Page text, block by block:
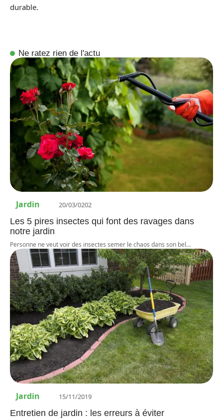
durable.
Ne ratez rien de l'actu
Jardin 20/03/0202
Les 5 pires insectes qui font des ravages dans
notre jardin
Personne ne veut voir des insectes semer le chaos dans son bel…
Jardin 15/11/2019
Entretien de jardin : les erreurs à éviter